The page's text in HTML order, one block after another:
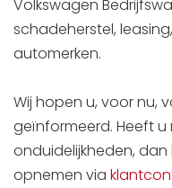
Volkswagen
schadeherstel,
automerken.
Wij hopen u, voor nu,
geïnformeerd. Heeft
onduidelijkheden,
opnemen via